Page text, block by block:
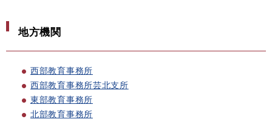
地方機関
西部教育事務所
西部教育事務所芸北支所
東部教育事務所
北部教育事務所